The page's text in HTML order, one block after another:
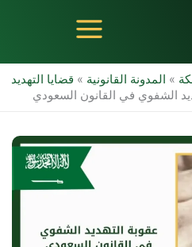
» المدونة القانونية » قضايا التهديد
الشفوي في القانون السعودي